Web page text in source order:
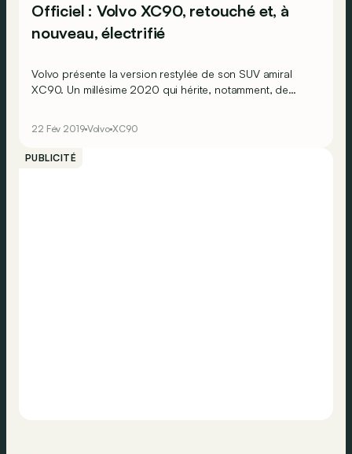
Officiel : Volvo XC90, retouché et, à
nouveau, électrifié
Volvo présente la version restylée de son SUV amiral
XC90. Un millésime 2020 qui hérite, notamment, de
22 Fév 2019 Volvo XC90
PUBLICITÉ